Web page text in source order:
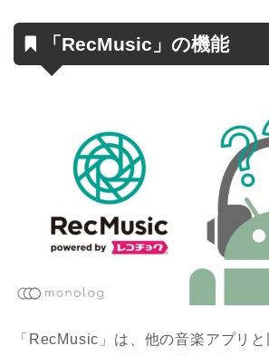
「RecMusic」の機能
「RecMusic」は、他の音楽アプリ